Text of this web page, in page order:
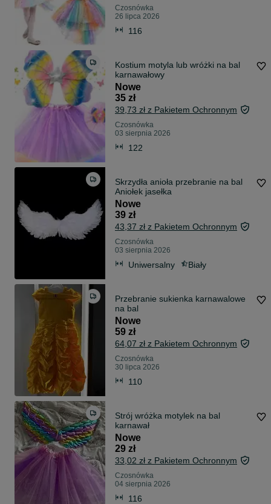
Czosnówka
26 lipca 2026
116
Kostium motyla lub wróżki na bal
karnawałowy
Nowe
35 zł
39,73 zł z Pakietem Ochronnym
Czosnówka
03 sierpnia 2026
122
Skrzydła anioła przebranie na bal
Aniołek jasełka
Nowe
39 zł
43,37 zł z Pakietem Ochronnym
Czosnówka
03 sierpnia 2026
Uniwersalny Biały
Przebranie sukienka karnawalowe
na bal
Nowe
59 zł
64,07 zł z Pakietem Ochronnym
Czosnówka
30 lipca 2026
110
Strój wróżka motylek na bal
karnawał
Nowe
29 zł
33,02 zł z Pakietem Ochronnym
Czosnówka
04 sierpnia 2026
116